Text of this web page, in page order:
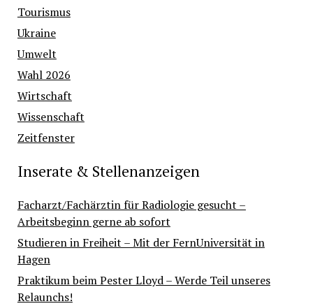
Tourismus
Ukraine
Umwelt
Wahl 2026
Wirtschaft
Wissenschaft
Zeitfenster
Inserate & Stellenanzeigen
Facharzt/Fachärztin für Radiologie gesucht –
Arbeitsbeginn gerne ab sofort
Studieren in Freiheit – Mit der FernUniversität in
Hagen
Praktikum beim Pester Lloyd – Werde Teil unseres
Relaunchs!